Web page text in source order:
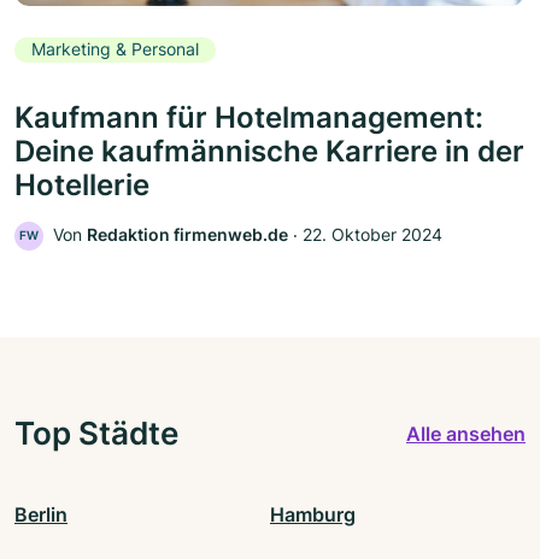
Marketing & Personal
Kaufmann für Hotelmanagement:
Deine kaufmännische Karriere in der
Hotellerie
FW Von Redaktion firmenweb.de ‧ 22. Oktober 2024
Top Städte Alle ansehen
Berlin Hamburg